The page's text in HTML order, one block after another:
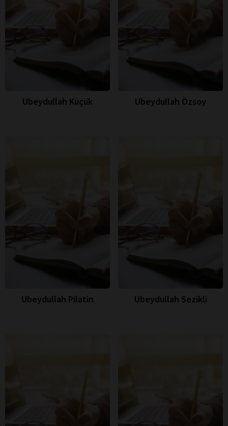
Ubeydullah Küçük Ubeydullah Özsoy
Ubeydullah Pilatin Ubeydullah Sezikli